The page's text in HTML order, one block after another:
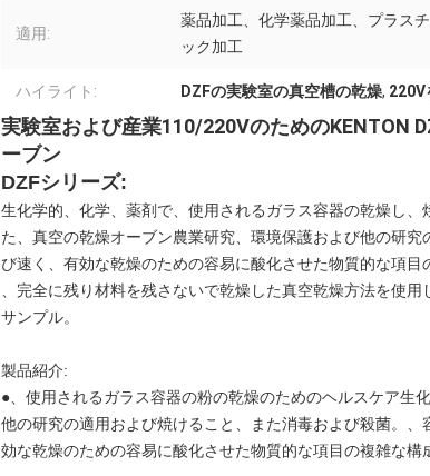
適用:
薬品加工、化学薬品加工、プラスチ
ック加工
ハイライト: DZFの実験室の真空槽の乾燥, 220V
実験室および産業110/220VのためのKENTON
ーブン
DZFシリーズ:
生化学的、化学、薬剤で、使用されるガラス容器の乾燥し
た、真空の乾燥オーブン農業研究、環境保護および他の研
び速く、有効な乾燥のための容易に酸化させた物質的な項目
、完全に残り材料を残さないで乾燥した真空乾燥方法を使
サンプル。
製品紹介:
●、使用されるガラス容器の粉の乾燥のためのヘルスケア生
他の研究の適用および焼けること、また消毒および殺菌。
効な乾燥のための容易に酸化させた物質的な項目の複雑な構